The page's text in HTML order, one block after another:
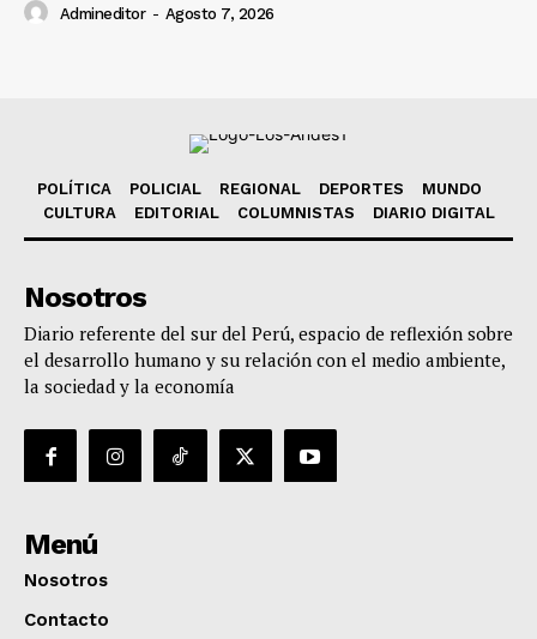
Admineditor - Agosto 7, 2026
POLÍTICA POLICIAL REGIONAL DEPORTES
MUNDO
CULTURA
EDITORIAL COLUMNISTAS DIARIO DIGITAL
Nosotros
Diario referente del sur del Perú, espacio de reflexión sobre
el desarrollo humano y su relación con el medio ambiente,
la sociedad y la economía
Menú
Nosotros
Contacto